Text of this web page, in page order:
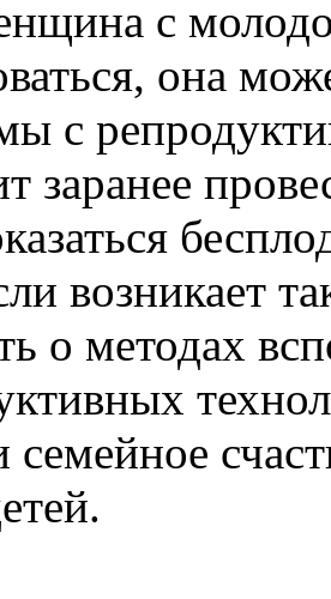
с
она
с
заранее
возникает
о методах
семейное